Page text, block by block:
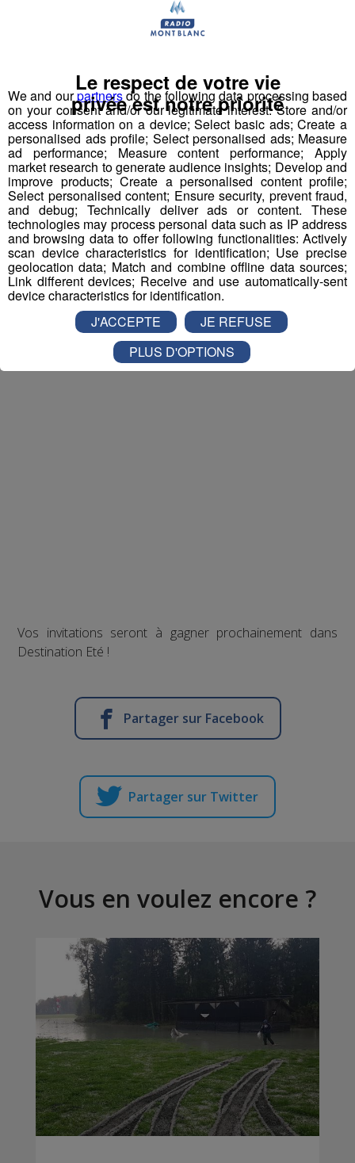
Nous vous poserons une question, a vous de faire le
entrées pour un maximum d'activités dans la région !
Inscription par téléphone toute la journée pour
participer aux 2 tirages au sort par jour à 8h45 et 17h45.
Appelez le standard au 04 50 58 24 09
Pour cette semaine on vous offre vos entrées pour vous
et la personne de votre choix pourWALIBI RHONE
ALPES!
Nathan est allé tester pour vousVerticalp Émosson,
dans la Vallée du Trient:
Vos invitations seront à gagner prochainement dans
Destination Eté !
Partager sur Facebook
Partager sur Twitter
Vous en voulez encore ?
We and ourpartnersdo the following data processing based
on your consent and/or our legitimate interest: Store and/or
access information on a device; Select basic ads; Create a
personalised ads profile; Select personalised ads; Measure
ad performance; Measure content performance; Apply
market research to generate audience insights; Develop and
improve products; Create a personalised content profile;
Select personalised content; Ensure security, prevent fraud,
and debug; Technically deliver ads or content. These
technologies may process personal data such as IP address
and browsing data to offer following functionalities: Actively
scan device characteristics for identification; Use precise
geolocation data; Match and combine offline data sources;
Link different devices; Receive and use automatically-sent
device characteristics for identification.
Le respect de votre vie
privée est notre priorité
J'ACCEPTE
JE REFUSE
PLUS D'OPTIONS